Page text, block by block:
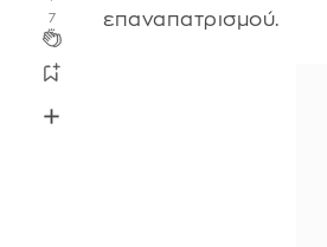
7
επαναπατρισμού.